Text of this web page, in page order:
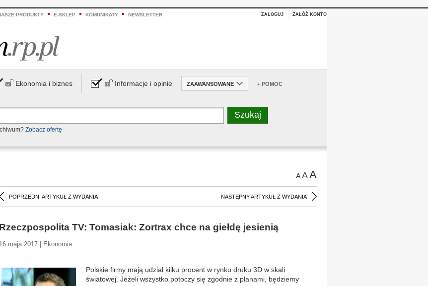
PRODUKTY E-SKLEP KOMUNIKATY NEWSLETTER ZALOGUJ ZAŁÓŻ KONTO
Ekonomia i biznes Informacje i opinie ZAAWANSOWANE + POMOC
Zobacz ofertę
AAA
POPRZEDNI ARTYKUŁ Z WYDANIA NASTĘPNY ARTYKUŁ Z WYDANIA
Rzeczpospolita TV: Tomasiak: Zortrax chce na giełdę jesienią
16 maja 2017 | Ekonomia
Polskie firmy mają udział kilku procent w rynku druku 3D w skali
światowej. Jeżeli wszystko potoczy się zgodnie z planami, będziemy